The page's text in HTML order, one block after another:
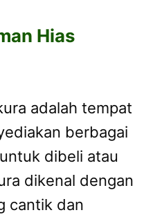
Hias
adalah tempat
berbagai
dibeli atau
dikenal dengan
cantik dan